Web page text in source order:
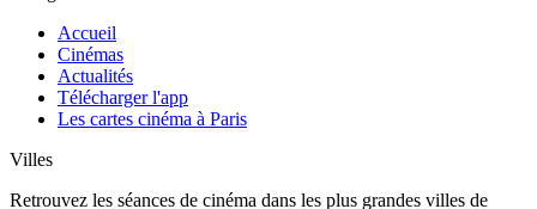
Accueil
Cinémas
Actualités
Télécharger l'app
Les cartes cinéma à Paris
Villes
Retrouvez les séances de cinéma dans les plus grandes villes de